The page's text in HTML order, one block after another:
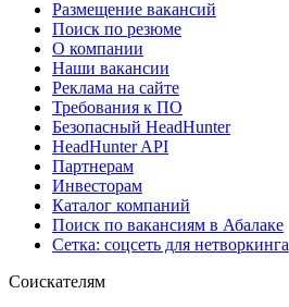
Размещение вакансий
Поиск по резюме
О компании
Наши вакансии
Реклама на сайте
Требования к ПО
Безопасный HeadHunter
HeadHunter API
Партнерам
Инвесторам
Каталог компаний
Поиск по вакансиям в Абалаке
Сетка: соцсеть для нетворкинга
Соискателям